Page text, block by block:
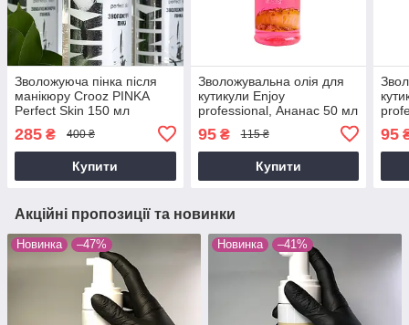
Зволожуюча пінка після
манікюру Crooz PINKA
Perfect Skin 150 мл
285 ₴ 400 ₴
Купити
Зволожувальна олія для
кутикули Enjoy
professional, Ананас 50 мл
95₴ 115 ₴
Купити
95
Акційні пропозиції та новинки
Новинка –47% Новинка –41%